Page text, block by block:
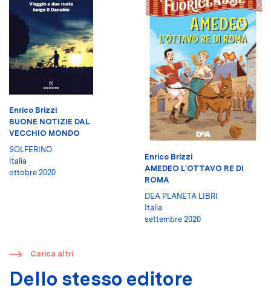
Enrico Brizzi
BUONE NOTIZIE DAL
VECCHIO MONDO
SOLFERINO
Italia
ottobre 2020
Enrico Brizzi
AMEDEO L'OTTAVO RE DI
ROMA
DEA PLANETA LIBRI
Italia
settembre 2020
​ Carica altri
Dello stesso editore